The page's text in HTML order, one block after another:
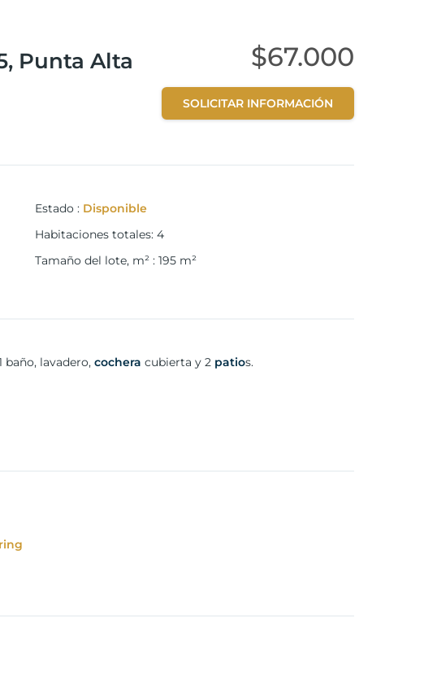
Punta Alta $67.000
SOLICITAR INFORMACIÓN
Estado : Disponible
Habitaciones totales: 4
Tamaño del lote, m² : 195 m²
lavadero, cochera cubierta y 2 patios.